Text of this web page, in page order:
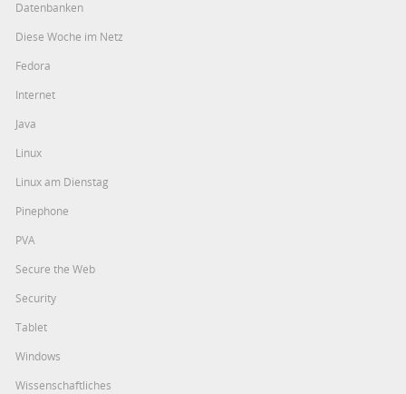
Datenbanken
Diese Woche im Netz
Fedora
Internet
Java
Linux
Linux am Dienstag
Pinephone
PVA
Secure the Web
Security
Tablet
Windows
Wissenschaftliches